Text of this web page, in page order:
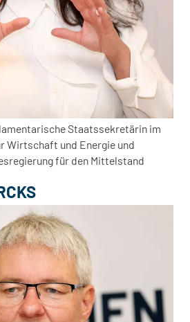
Staatssekretärin im
Wirtschaft und Energie und
für den Mittelstand